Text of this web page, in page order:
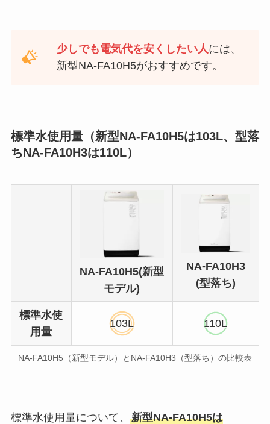
少しでも電気代を安くしたい人には、
新型NA-FA10H5がおすすめです。
標準水使用量（新型NA-FA10H5は103L、型落
ちNA-FA10H3は110L）
NA-FA10H5(新型
モデル)
NA-FA10H3
(型落ち)
標準水使
用量
103L 110L
NA-FA10H5（新型モデル）とNA-FA10H3（型落ち）の比較表
標準水使用量について、 新型NA-FA10H5は